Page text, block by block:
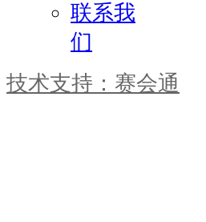
联系我
们
技术支持：赛会通